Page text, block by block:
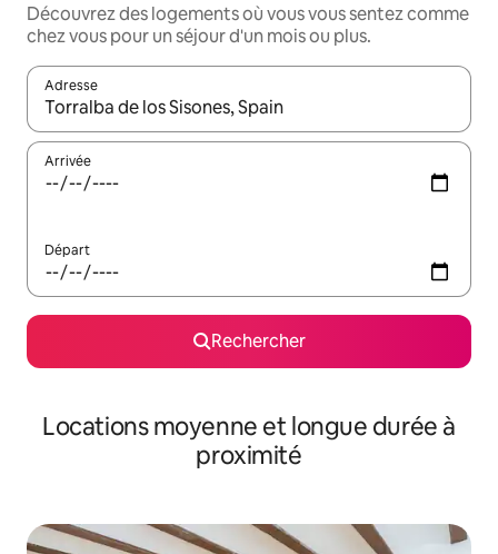
Découvrez des logements où vous vous sentez comme
chez vous pour un séjour d'un mois ou plus.
Adresse
Lorsque les résultats s'affichent, utilisez les flèches vers le
Arrivée
Départ
Rechercher
Locations moyenne et longue durée à
proximité